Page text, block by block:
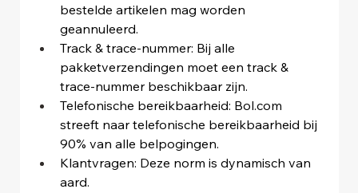
bestelde artikelen mag worden
geannuleerd.
Track & trace-nummer: Bij alle
pakketverzendingen moet een track &
trace-nummer beschikbaar zijn.
Telefonische bereikbaarheid: Bol.com
streeft naar telefonische bereikbaarheid bij
90% van alle belpogingen.
Klantvragen: Deze norm is dynamisch van
aard.